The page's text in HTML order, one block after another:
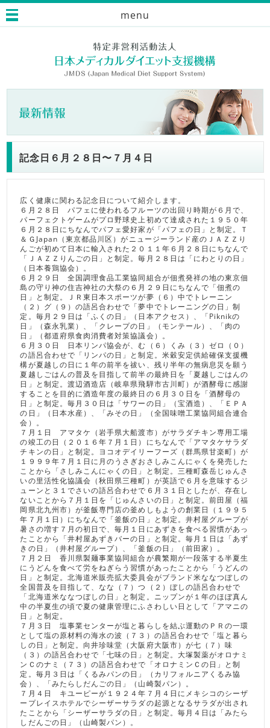
menu
記念日６月２８日〜７月４日
広く健康に関わる記念日について紹介します。
６月２８日 パフェに使われるフルーツの出回り時期が６月で、
パーフェクトゲームがプロ野球史上初めて達成された１９５０年
６月２８日にちなんでパフェ愛好家が「パフェの日」と制定。Ｔ
＆ＧJapan（東京都品川区）がニュージーランド産のＪＡＺＺり
んごが初めて日本に輸入された２０１１年６月２８日にちなんで
「ＪＡＺＺりんごの日」と制定。毎月２８日は「にわとりの日」
（日本養鶏協会）。
６月２９日 全国調理食品工業協同組合が佃煮発祥の地の東京佃
島の守り神の住吉神社の大祭の６月２９日にちなんで「佃煮の
日」と制定。ＪＲ東日本スポーツが夢（６）中でトレーニン
（２）グ（９）の語呂合わせで「夢中でトレーニングの日」制
定。毎月２９日は「ふくの日」（日本アクセス）、「Piknikの
日」（森永乳業）、「クレープの日」（モンテール）、「肉の
日」（都道府県食肉消費者対策協議会）。
６月３０日 日本リンパ協会が、む（６）くみ（３）ゼロ（０）
の語呂合わせで「リンパの日」と制定。米穀安定供給確保支援機
構が夏越しの日に１年の前半を祓い、残り半年の無病息災を願う
夏越しごはんの普及を目指して前半の最終日を「夏越しごはんの
日」と制定。渡辺酒造店（岐阜県飛騨市古川町）が酒酵母に感謝
することを目的に酒造年度の最終日の６月３０日を「酒酵母の
日」と制定。毎月３０日は「サワーの日」（宝酒造）、「ＥＰＡ
の日」（日本水産）、「みその日」（全国味噌工業協同組合連合
会）。
７月１日 アマタケ（岩手県大船渡市）がサラダチキン専用工場
の竣工の日（２０１６年７月１日）にちなんで「アマタケサラダ
チキンの日」と制定。ヨコオデイリーフーズ（群馬県甘楽町）が
１９９９年７月１日に月のうさぎおさしみこんにゃくを発売した
ことから「さしみこんにゃくの日」と制定。三種町森岳じゅんさ
いの里活性化協議会（秋田県三種町）が英語で６月を意味するジ
ューンと３１でさいの語呂合わせで６月３１日としたが、存在し
ないことから７月１日を「じゅんさいの日」と制定。前田屋（福
岡県北九州市）が釜飯専門店の釜めしもようの創業日（１９９５
年７月１日）にちなんで「釜飯の日」と制定。井村屋グループが
暑さの増す７月の初日で、毎月１日にあずきを食べる習慣があっ
たことから「井村屋あずきバーの日」と制定。毎月１日は「あず
きの日」（井村屋グループ）、「釜飯の日」（前田家）。
７月２日 香川県製麺事業協同組合が農繁期が一段落する半夏生
にうどんを食べて労をねぎらう習慣があったことから「うどんの
日」と制定。北海道米販売拡大委員会がブランド米ななつぼしの
全国普及を目指して、なな（７）つ（２）ぼしの語呂合わせで
「北海道米ななつぼしの日」と制定。ニップンが１年のほぼ真ん
中の半夏生の頃で夏の健康管理にふさわしい日として「アマニの
日」と制定。
７月３日 塩事業センターが塩と暮らしを結ぶ運動のＰＲの一環
として塩の原材料の海水の波（７３）の語呂合わせで「塩と暮ら
しの日」と制定。向井珍味堂（大阪府大阪市）が七（７）味
（３）の語呂合わせで「七味の日」と制定。大塚製薬がオロナミ
ンＣのナミ（７３）の語呂合わせで「オロナミンＣの日」と制
定。毎月３日は「くるみパンの日」（カリフォルニアくるみ協
会）、「みたらしだんごの日」（山崎製パン）。
７月４日 キユーピーが１９２４年７月４日にメキシコのシーザ
ープレイスホテルでシーザーサラダの起源となるサラダが出され
たことから「シーザーサラダの日」と制定。毎月４日は「みたら
しだんごの日」（山崎製パン）。